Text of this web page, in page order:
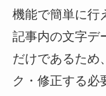
機能で簡単に行
記事内の文字デ
だけであるため
ク・修正する必